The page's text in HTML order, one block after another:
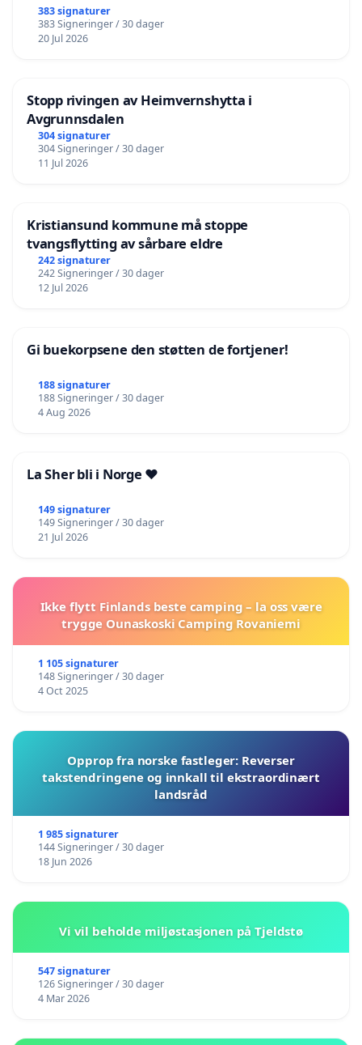
383 signaturer
383 Signeringer / 30 dager
20 Jul 2026
Stopp rivingen av Heimvernshytta i
Avgrunnsdalen
304 signaturer
304 Signeringer / 30 dager
11 Jul 2026
Kristiansund kommune må stoppe
tvangsflytting av sårbare eldre
242 signaturer
242 Signeringer / 30 dager
12 Jul 2026
Gi buekorpsene den støtten de fortjener!
188 signaturer
188 Signeringer / 30 dager
4 Aug 2026
La Sher bli i Norge ❤️
149 signaturer
149 Signeringer / 30 dager
21 Jul 2026
Ikke flytt Finlands beste camping – la oss være
trygge Ounaskoski Camping Rovaniemi
1 105 signaturer
148 Signeringer / 30 dager
4 Oct 2025
Opprop fra norske fastleger: Reverser
takstendringene og innkall til ekstraordinært
landsråd
1 985 signaturer
144 Signeringer / 30 dager
18 Jun 2026
Vi vil beholde miljøstasjonen på Tjeldstø
547 signaturer
126 Signeringer / 30 dager
4 Mar 2026